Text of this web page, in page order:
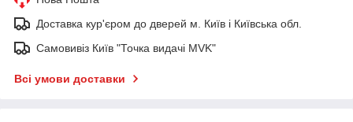
Доставка кур'єром до дверей м. Київ і Київська обл.
Самовивіз Київ "Точка видачі MVK"
Всі умови доставки